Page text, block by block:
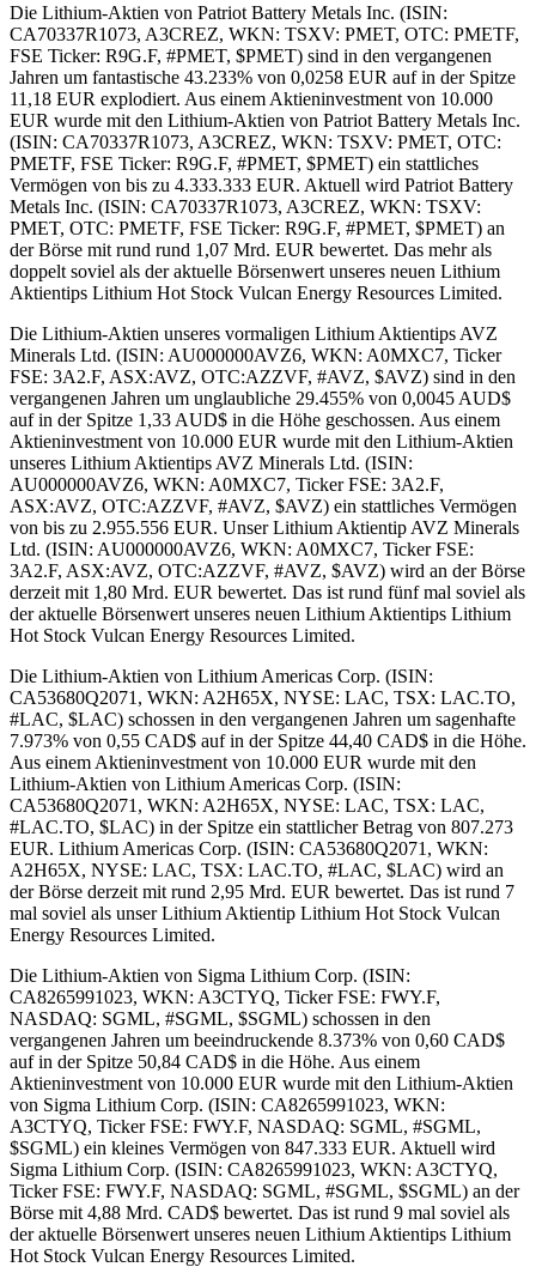
Die Lithium-Aktien von Patriot Battery Metals Inc. (ISIN:
CA70337R1073, A3CREZ, WKN: TSXV: PMET, OTC: PMETF,
FSE Ticker: R9G.F, #PMET, $PMET) sind in den vergangenen
Jahren um fantastische 43.233% von 0,0258 EUR auf in der Spitze
11,18 EUR explodiert. Aus einem Aktieninvestment von 10.000
EUR wurde mit den Lithium-Aktien von Patriot Battery Metals Inc.
(ISIN: CA70337R1073, A3CREZ, WKN: TSXV: PMET, OTC:
PMETF, FSE Ticker: R9G.F, #PMET, $PMET) ein stattliches
Vermögen von bis zu 4.333.333 EUR. Aktuell wird Patriot Battery
Metals Inc. (ISIN: CA70337R1073, A3CREZ, WKN: TSXV:
PMET, OTC: PMETF, FSE Ticker: R9G.F, #PMET, $PMET) an
der Börse mit rund rund 1,07 Mrd. EUR bewertet. Das mehr als
doppelt soviel als der aktuelle Börsenwert unseres neuen Lithium
Aktientips Lithium Hot Stock Vulcan Energy Resources Limited.
Die Lithium-Aktien unseres vormaligen Lithium Aktientips AVZ
Minerals Ltd. (ISIN: AU000000AVZ6, WKN: A0MXC7, Ticker
FSE: 3A2.F, ASX:AVZ, OTC:AZZVF, #AVZ, $AVZ) sind in den
vergangenen Jahren um unglaubliche 29.455% von 0,0045 AUD$
auf in der Spitze 1,33 AUD$ in die Höhe geschossen. Aus einem
Aktieninvestment von 10.000 EUR wurde mit den Lithium-Aktien
unseres Lithium Aktientips AVZ Minerals Ltd. (ISIN:
AU000000AVZ6, WKN: A0MXC7, Ticker FSE: 3A2.F,
ASX:AVZ, OTC:AZZVF, #AVZ, $AVZ) ein stattliches Vermögen
von bis zu 2.955.556 EUR. Unser Lithium Aktientip AVZ Minerals
Ltd. (ISIN: AU000000AVZ6, WKN: A0MXC7, Ticker FSE:
3A2.F, ASX:AVZ, OTC:AZZVF, #AVZ, $AVZ) wird an der Börse
derzeit mit 1,80 Mrd. EUR bewertet. Das ist rund fünf mal soviel als
der aktuelle Börsenwert unseres neuen Lithium Aktientips Lithium
Hot Stock Vulcan Energy Resources Limited.
Die Lithium-Aktien von Lithium Americas Corp. (ISIN:
CA53680Q2071, WKN: A2H65X, NYSE: LAC, TSX: LAC.TO,
#LAC, $LAC) schossen in den vergangenen Jahren um sagenhafte
7.973% von 0,55 CAD$ auf in der Spitze 44,40 CAD$ in die Höhe.
Aus einem Aktieninvestment von 10.000 EUR wurde mit den
Lithium-Aktien von Lithium Americas Corp. (ISIN:
CA53680Q2071, WKN: A2H65X, NYSE: LAC, TSX: LAC,
#LAC.TO, $LAC) in der Spitze ein stattlicher Betrag von 807.273
EUR. Lithium Americas Corp. (ISIN: CA53680Q2071, WKN:
A2H65X, NYSE: LAC, TSX: LAC.TO, #LAC, $LAC) wird an
der Börse derzeit mit rund 2,95 Mrd. EUR bewertet. Das ist rund 7
mal soviel als unser Lithium Aktientip Lithium Hot Stock Vulcan
Energy Resources Limited.
Die Lithium-Aktien von Sigma Lithium Corp. (ISIN:
CA8265991023, WKN: A3CTYQ, Ticker FSE: FWY.F,
NASDAQ: SGML, #SGML, $SGML) schossen in den
vergangenen Jahren um beeindruckende 8.373% von 0,60 CAD$
auf in der Spitze 50,84 CAD$ in die Höhe. Aus einem
Aktieninvestment von 10.000 EUR wurde mit den Lithium-Aktien
von Sigma Lithium Corp. (ISIN: CA8265991023, WKN:
A3CTYQ, Ticker FSE: FWY.F, NASDAQ: SGML, #SGML,
$SGML) ein kleines Vermögen von 847.333 EUR. Aktuell wird
Sigma Lithium Corp. (ISIN: CA8265991023, WKN: A3CTYQ,
Ticker FSE: FWY.F, NASDAQ: SGML, #SGML, $SGML) an der
Börse mit 4,88 Mrd. CAD$ bewertet. Das ist rund 9 mal soviel als
der aktuelle Börsenwert unseres neuen Lithium Aktientips Lithium
Hot Stock Vulcan Energy Resources Limited.